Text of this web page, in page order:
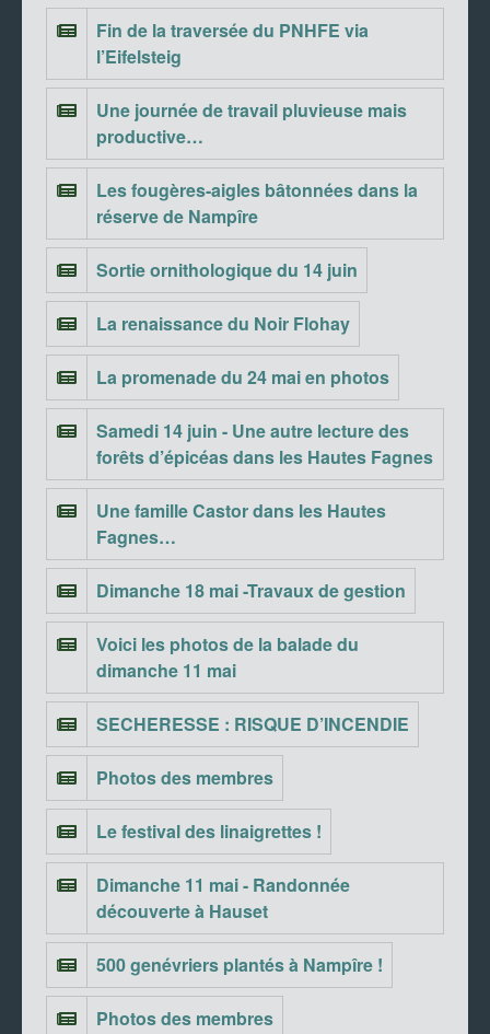
Fin de la traversée du PNHFE via
l’Eifelsteig
Une journée de travail pluvieuse mais
productive…
Les fougères-aigles bâtonnées dans la
réserve de Nampîre
Sortie ornithologique du 14 juin
La renaissance du Noir Flohay
La promenade du 24 mai en photos
Samedi 14 juin - Une autre lecture des
forêts d’épicéas dans les Hautes Fagnes
Une famille Castor dans les Hautes
Fagnes…
Dimanche 18 mai -Travaux de gestion
Voici les photos de la balade du
dimanche 11 mai
SECHERESSE : RISQUE D’INCENDIE
Photos des membres
Le festival des linaigrettes !
Dimanche 11 mai - Randonnée
découverte à Hauset
500 genévriers plantés à Nampîre !
Photos des membres